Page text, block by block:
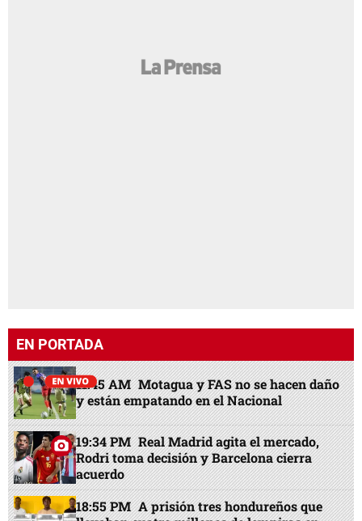
EN PORTADA
11:45 AM Motagua y FAS no se hacen daño
y están empatando en el Nacional
19:34 PM Real Madrid agita el mercado,
Rodri toma decisión y Barcelona cierra
acuerdo
18:55 PM A prisión tres hondureños que